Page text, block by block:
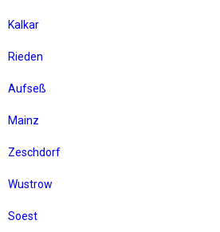
Kalkar
Rieden
Aufseß
Mainz
Zeschdorf
Wustrow
Soest